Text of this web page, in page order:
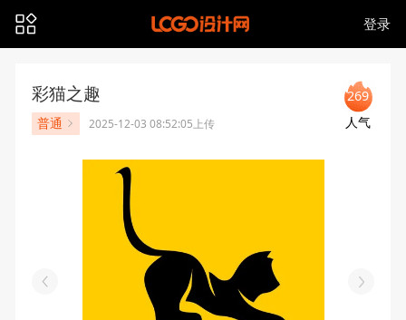
登录
彩猫之趣
普通 2025-12-03 08:52:05上传
269
人气